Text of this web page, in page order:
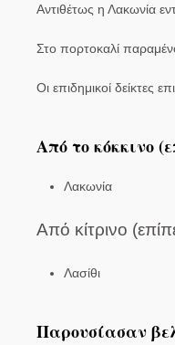
Αντιθέτως η Λακωνία
Στο πορτοκαλί
Οι επιδημικοί δείκτες
Από το κόκκινο
Λακωνία
Από κίτρινο
Λασίθι
Παρουσίασαν